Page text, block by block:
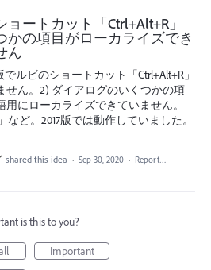
ョートカット「Ctrl+Alt+R」
かの項目がローカライズでき
ん
でルビのショートカット「Ctrl+Alt+R」
せん。2) ダイアログのいくつかの項
用にローカライズできていません。
など。2017版では動作していました。
shared this idea · Sep 30, 2020 · Report…
is this to you?
Important